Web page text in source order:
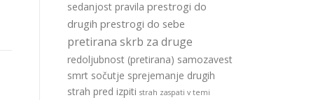
sedanjost pravila prestrogi do
drugih prestrogi do sebe
pretirana skrb za druge
redoljubnost (pretirana) samozavest
smrt sočutje sprejemanje drugih
strah pred izpiti strah zaspati v temi